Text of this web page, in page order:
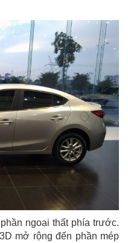
ngoại thất phía trước.
mở rộng đến phần mép